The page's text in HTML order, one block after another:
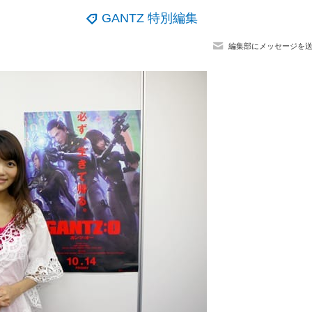
GANTZ 特別編集
編集部にメッセージを